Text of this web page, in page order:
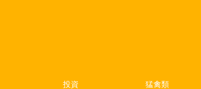
投資 猛禽類